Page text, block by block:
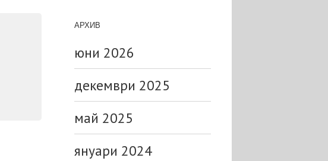
АРХИВ
юни 2026
декември 2025
май 2025
януари 2024